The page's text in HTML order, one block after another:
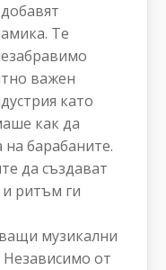
Те
важен
като
как да
барабаните.
да създават
и ритъм ги
музикални
Независимо от